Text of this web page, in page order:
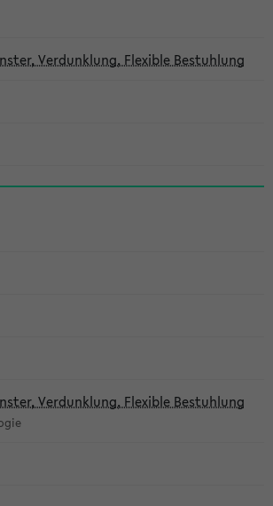
Verdunklung, Flexible Bestuhlung
Verdunklung, Flexible Bestuhlung